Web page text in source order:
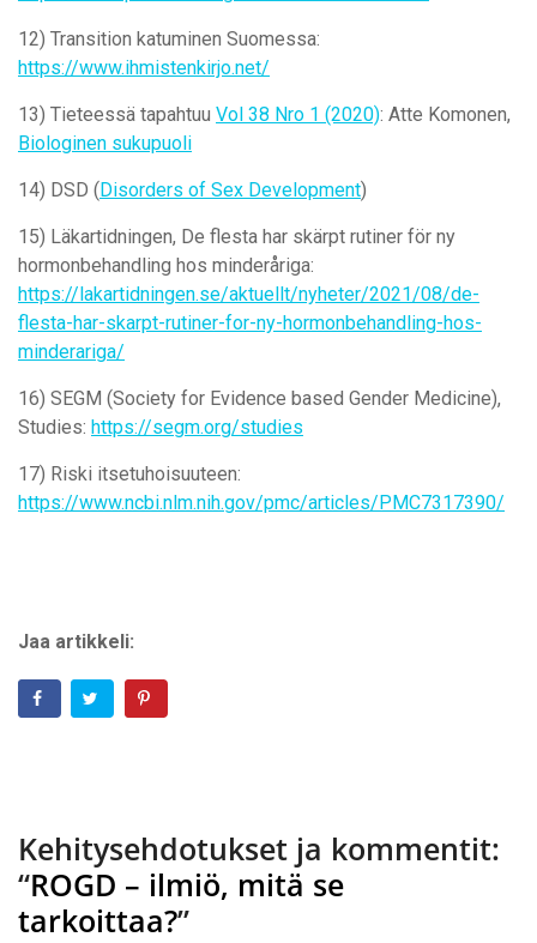
12) Transition katuminen Suomessa:
https://www.ihmistenkirjo.net/
13) Tieteessä tapahtuu Vol 38 Nro 1 (2020): Atte Komonen,
Biologinen sukupuoli
14) DSD (Disorders of Sex Development)
15) Läkartidningen, De flesta har skärpt rutiner för ny
hormonbehandling hos minderåriga:
https://lakartidningen.se/aktuellt/nyheter/2021/08/de-
flesta-har-skarpt-rutiner-for-ny-hormonbehandling-hos-
minderariga/
16) SEGM (Society for Evidence based Gender Medicine),
Studies: https://segm.org/studies
17) Riski itsetuhoisuuteen:
https://www.ncbi.nlm.nih.gov/pmc/articles/PMC7317390/
Jaa artikkeli:
Kehitysehdotukset ja kommentit:
“ROGD – ilmiö, mitä se
tarkoittaa?”